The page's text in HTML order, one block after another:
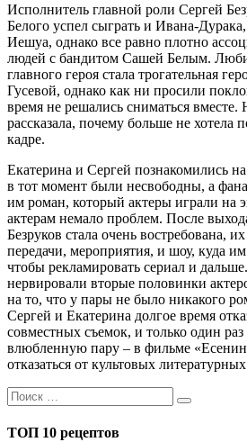
Исполнитель главной роли Сергей
Белого успел сыграть и Ивана-
Иешуа, однако все равно плотно
людей с бандитом Сашей Белым.
главного героя стала трогательная
Гусевой, однако как ни просили
время не решались сниматься вместе.
рассказала, почему больше не хотела
кадре.
Екатерина и Сергей познакомились
в тот момент были несвободны, а
им роман, который актеры играли на
актерам немало проблем. После
Безруков стала очень востребована,
передачи, мероприятия, и шоу, куда
чтобы рекламировать сериал и
нервировали вторые половинки
на то, что у пары не было никакого
Сергей и Екатерина долгое время
совместных съемок, и только один
влюбленную пару – в фильме
отказаться от культовых
ТОП 10 рецептов